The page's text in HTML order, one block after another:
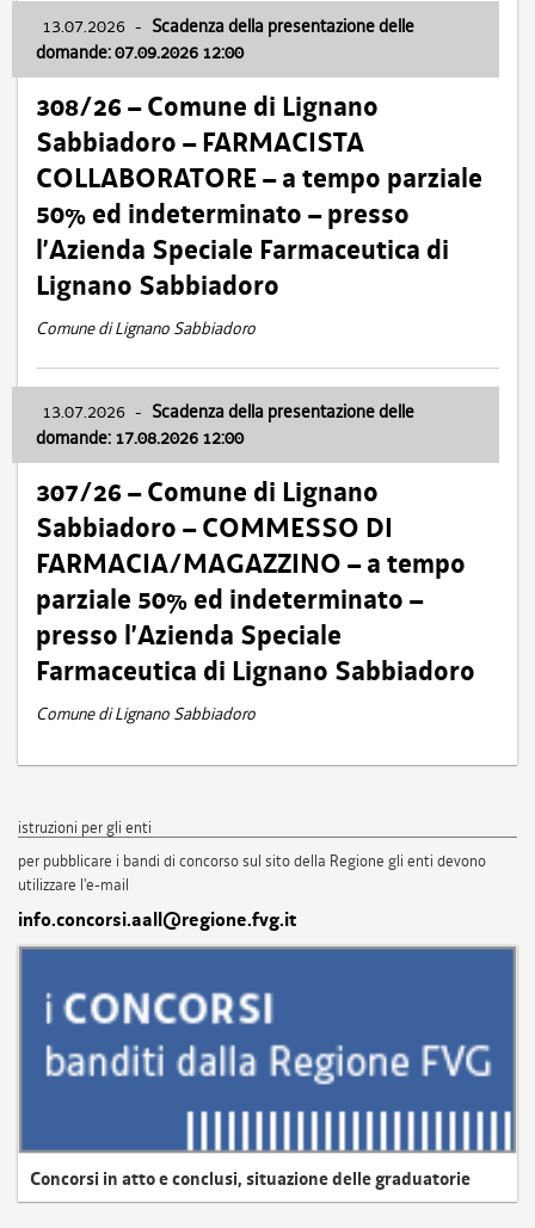
13.07.2026 - Scadenza della presentazione delle
domande: 07.09.2026 12:00
308/26 – Comune di Lignano
Sabbiadoro – FARMACISTA
COLLABORATORE – a tempo parziale
50% ed indeterminato – presso
l’Azienda Speciale Farmaceutica di
Lignano Sabbiadoro
Comune di Lignano Sabbiadoro
13.07.2026 - Scadenza della presentazione delle
domande: 17.08.2026 12:00
307/26 – Comune di Lignano
Sabbiadoro – COMMESSO DI
FARMACIA/MAGAZZINO – a tempo
parziale 50% ed indeterminato –
presso l’Azienda Speciale
Farmaceutica di Lignano Sabbiadoro
Comune di Lignano Sabbiadoro
istruzioni per gli enti
per pubblicare i bandi di concorso sul sito della Regione gli enti devono
utilizzare l'e-mail
info.concorsi.aall@regione.fvg.it
Concorsi in atto e conclusi, situazione delle graduatorie